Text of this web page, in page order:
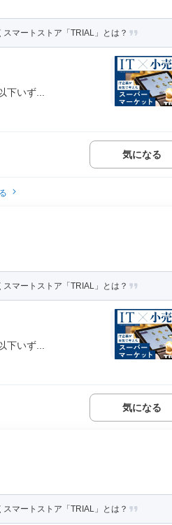
マートストア「TRIAL」とは？
いず...
気になる
マートストア「TRIAL」とは？
いず...
気になる
マートストア「TRIAL」とは？